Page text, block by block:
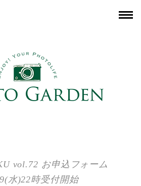
vol.72 お申込フォーム
水)22時受付開始